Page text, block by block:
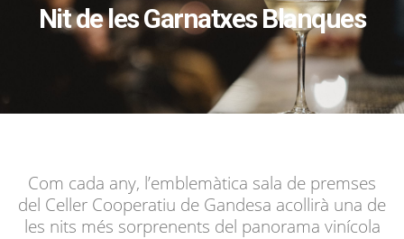
Nit de les Garnatxes Blanques
Com cada any, l’emblemàtica sala de premses
del Celler Cooperatiu de Gandesa acollirà una de
les nits més sorprenents del panorama vinícola